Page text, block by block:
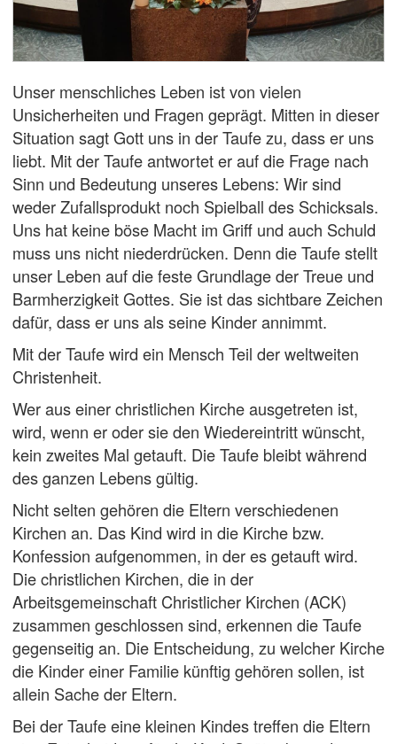
Unser menschliches Leben ist von vielen
Unsicherheiten und Fragen geprägt. Mitten in dieser
Situation sagt Gott uns in der Taufe zu, dass er uns
liebt. Mit der Taufe antwortet er auf die Frage nach
Sinn und Bedeutung unseres Lebens: Wir sind
weder Zufallsprodukt noch Spielball des Schicksals.
Uns hat keine böse Macht im Griff und auch Schuld
muss uns nicht niederdrücken. Denn die Taufe stellt
unser Leben auf die feste Grundlage der Treue und
Barmherzigkeit Gottes. Sie ist das sichtbare Zeichen
dafür, dass er uns als seine Kinder annimmt.
Mit der Taufe wird ein Mensch Teil der weltweiten
Christenheit.
Wer aus einer christlichen Kirche ausgetreten ist,
wird, wenn er oder sie den Wiedereintritt wünscht,
kein zweites Mal getauft. Die Taufe bleibt während
des ganzen Lebens gültig.
Nicht selten gehören die Eltern verschiedenen
Kirchen an. Das Kind wird in die Kirche bzw.
Konfession aufgenommen, in der es getauft wird.
Die christlichen Kirchen, die in der
Arbeitsgemeinschaft Christlicher Kirchen (ACK)
zusammen geschlossen sind, erkennen die Taufe
gegenseitig an. Die Entscheidung, zu welcher Kirche
die Kinder einer Familie künftig gehören sollen, ist
allein Sache der Eltern.
Bei der Taufe eine kleinen Kindes treffen die Eltern